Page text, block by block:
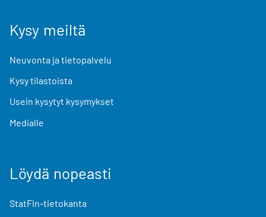
Kysy meiltä
Neuvonta ja tietopalvelu
Kysy tilastoista
Usein kysytyt kysymykset
Medialle
Löydä nopeasti
StatFin-tietokanta